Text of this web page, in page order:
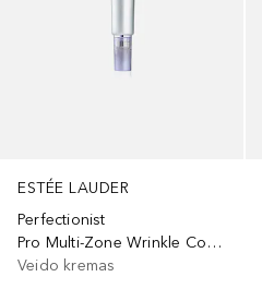
ESTÉE LAUDER
Perfectionist
Pro Multi-Zone Wrinkle Concentrate with Niacinamide + Chlorella
Veido kremas